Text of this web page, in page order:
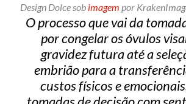
Design Dolce sob imagem por
O processo que vai da
por congelar os óvulos
gravidez futura até a
embrião para a
custos físicos e